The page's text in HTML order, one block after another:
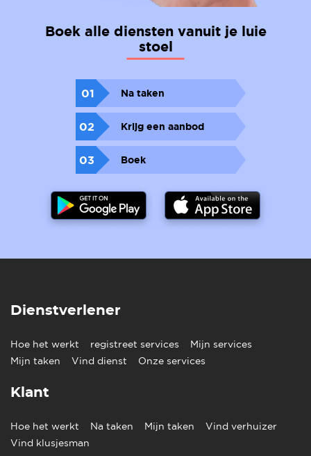
Boek alle diensten vanuit je luie
stoel
01 Na taken
02 Krijg een aanbod
03 Boek
Dienstverlener
Hoe het werkt registreet services
Mijn services
Mijn taken
Vind dienst Onze services
Klant
Hoe het werkt Na taken Mijn taken
Vind verhuizer
Vind klusjesman